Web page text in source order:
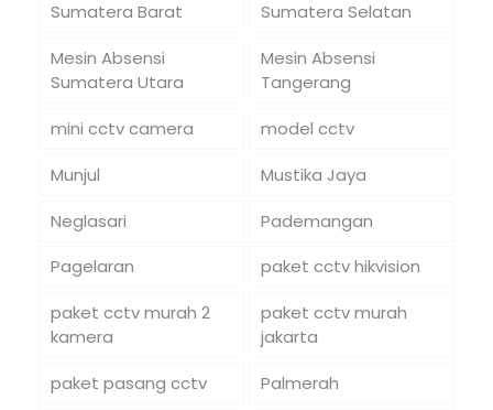
Sumatera Barat
Sumatera Selatan
Mesin Absensi
Sumatera Utara
Mesin Absensi
Tangerang
mini cctv camera
model cctv
Munjul
Mustika Jaya
Neglasari
Pademangan
Pagelaran
paket cctv hikvision
paket cctv murah 2
kamera
paket cctv murah
jakarta
paket pasang cctv
Palmerah